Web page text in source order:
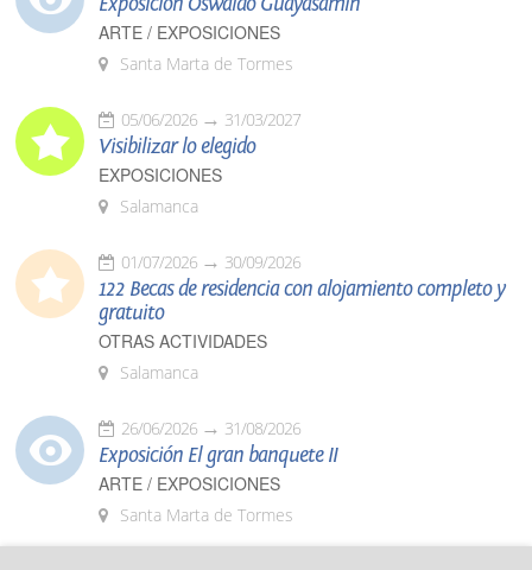
ARTE / EXPOSICIONES
Santa Marta de Tormes
05/06/2026 31/03/2027
Visibilizar lo elegido
EXPOSICIONES
Salamanca
01/07/2026 30/09/2026
122 Becas de residencia con alojamiento completo y
gratuito
OTRAS ACTIVIDADES
Salamanca
26/06/2026 31/08/2026
Exposición El gran banquete II
ARTE / EXPOSICIONES
Santa Marta de Tormes